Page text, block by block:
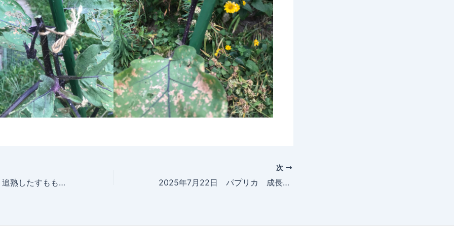
2025年7月22日 追熟したすももがいい色になってきている
次
2025年7月22日 パプリカ 成長記録